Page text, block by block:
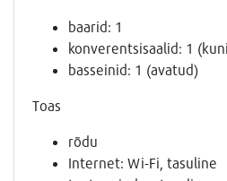
baarid: 1
konverentsisaalid: 1
basseinid: 1 (avatud)
Toas
rõdu
Internet: Wi-Fi, tasuline